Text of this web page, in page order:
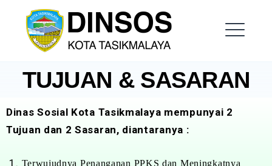
Dinas Sosial Kota
Tasikmalaya
TUJUAN & SASARAN
Dinas Sosial Kota Tasikmalaya mempunyai 2
Tujuan dan 2 Sasaran, diantaranya :
Terwujudnya Penanganan PPKS dan Meningkatnya